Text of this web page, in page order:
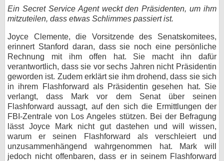
Ein Secret Service Agent weckt den Präsidenten, um ihm
mitzuteilen, dass etwas Schlimmes passiert ist.
Joyce Clemente, die Vorsitzende des Senatskomitees,
erinnert Stanford daran, dass sie noch eine persönliche
Rechnung mit ihm offen hat. Sie macht ihn dafür
verantwortlich, dass sie vor sechs Jahren nicht Präsidentin
geworden ist. Zudem erklärt sie ihm drohend, dass sie sich
in ihrem Flashforward als Präsidentin gesehen hat. Sie
verlangt, dass Mark vor dem Senat über seinen
Flashforward aussagt, auf den sich die Ermittlungen der
FBI-Zentrale von Los Angeles stützen. Bei der Befragung
lässt Joyce Mark nicht gut dastehen und will wissen,
warum er seinen Flashforward als verschleiert und
unzusammenhängend wahrgenommen hat. Mark will
jedoch nicht offenbaren, dass er in seinem Flashforward